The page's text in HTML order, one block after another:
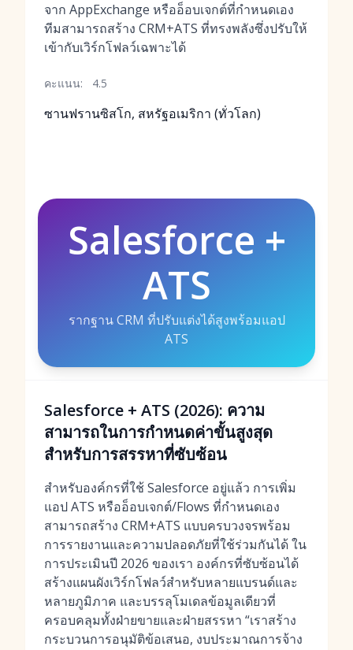
จาก AppExchange หรืออ็อบเจกต์ที่กำหนดเอง
ทีมสามารถสร้าง CRM+ATS ที่ทรงพลังซึ่งปรับให้
เข้ากับเวิร์กโฟลว์เฉพาะได้
คะแนน: 4.5
ซานฟรานซิสโก, สหรัฐอเมริกา (ทั่วโลก)
Salesforce +
ATS
รากฐาน CRM ที่ปรับแต่งได้สูงพร้อมแอป
ATS
Salesforce + ATS (2026): ความ
สามารถในการกำหนดค่าขั้นสูงสุด
สำหรับการสรรหาที่ซับซ้อน
สำหรับองค์กรที่ใช้ Salesforce อยู่แล้ว การเพิ่ม
แอป ATS หรืออ็อบเจกต์/Flows ที่กำหนดเอง
สามารถสร้าง CRM+ATS แบบครบวงจรพร้อม
การรายงานและความปลอดภัยที่ใช้ร่วมกันได้ ใน
การประเมินปี 2026 ของเรา องค์กรที่ซับซ้อนได้
สร้างแผนผังเวิร์กโฟลว์สำหรับหลายแบรนด์และ
หลายภูมิภาค และบรรลุโมเดลข้อมูลเดียวที่
ครอบคลุมทั้งฝ่ายขายและฝ่ายสรรหา “เราสร้าง
กระบวนการอนุมัติข้อเสนอ, งบประมาณการจ้าง